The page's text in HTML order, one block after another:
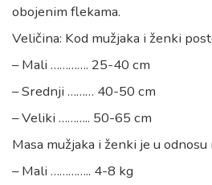
obojenim flekama.
Veličina: Kod mužjaka i ženki
– Mali …………. 25-40 cm
– Srednji ……… 40-50 cm
– Veliki ……….. 50-65 cm
Masa mužjaka i ženki je u
– Mali ………….. 4-8 kg